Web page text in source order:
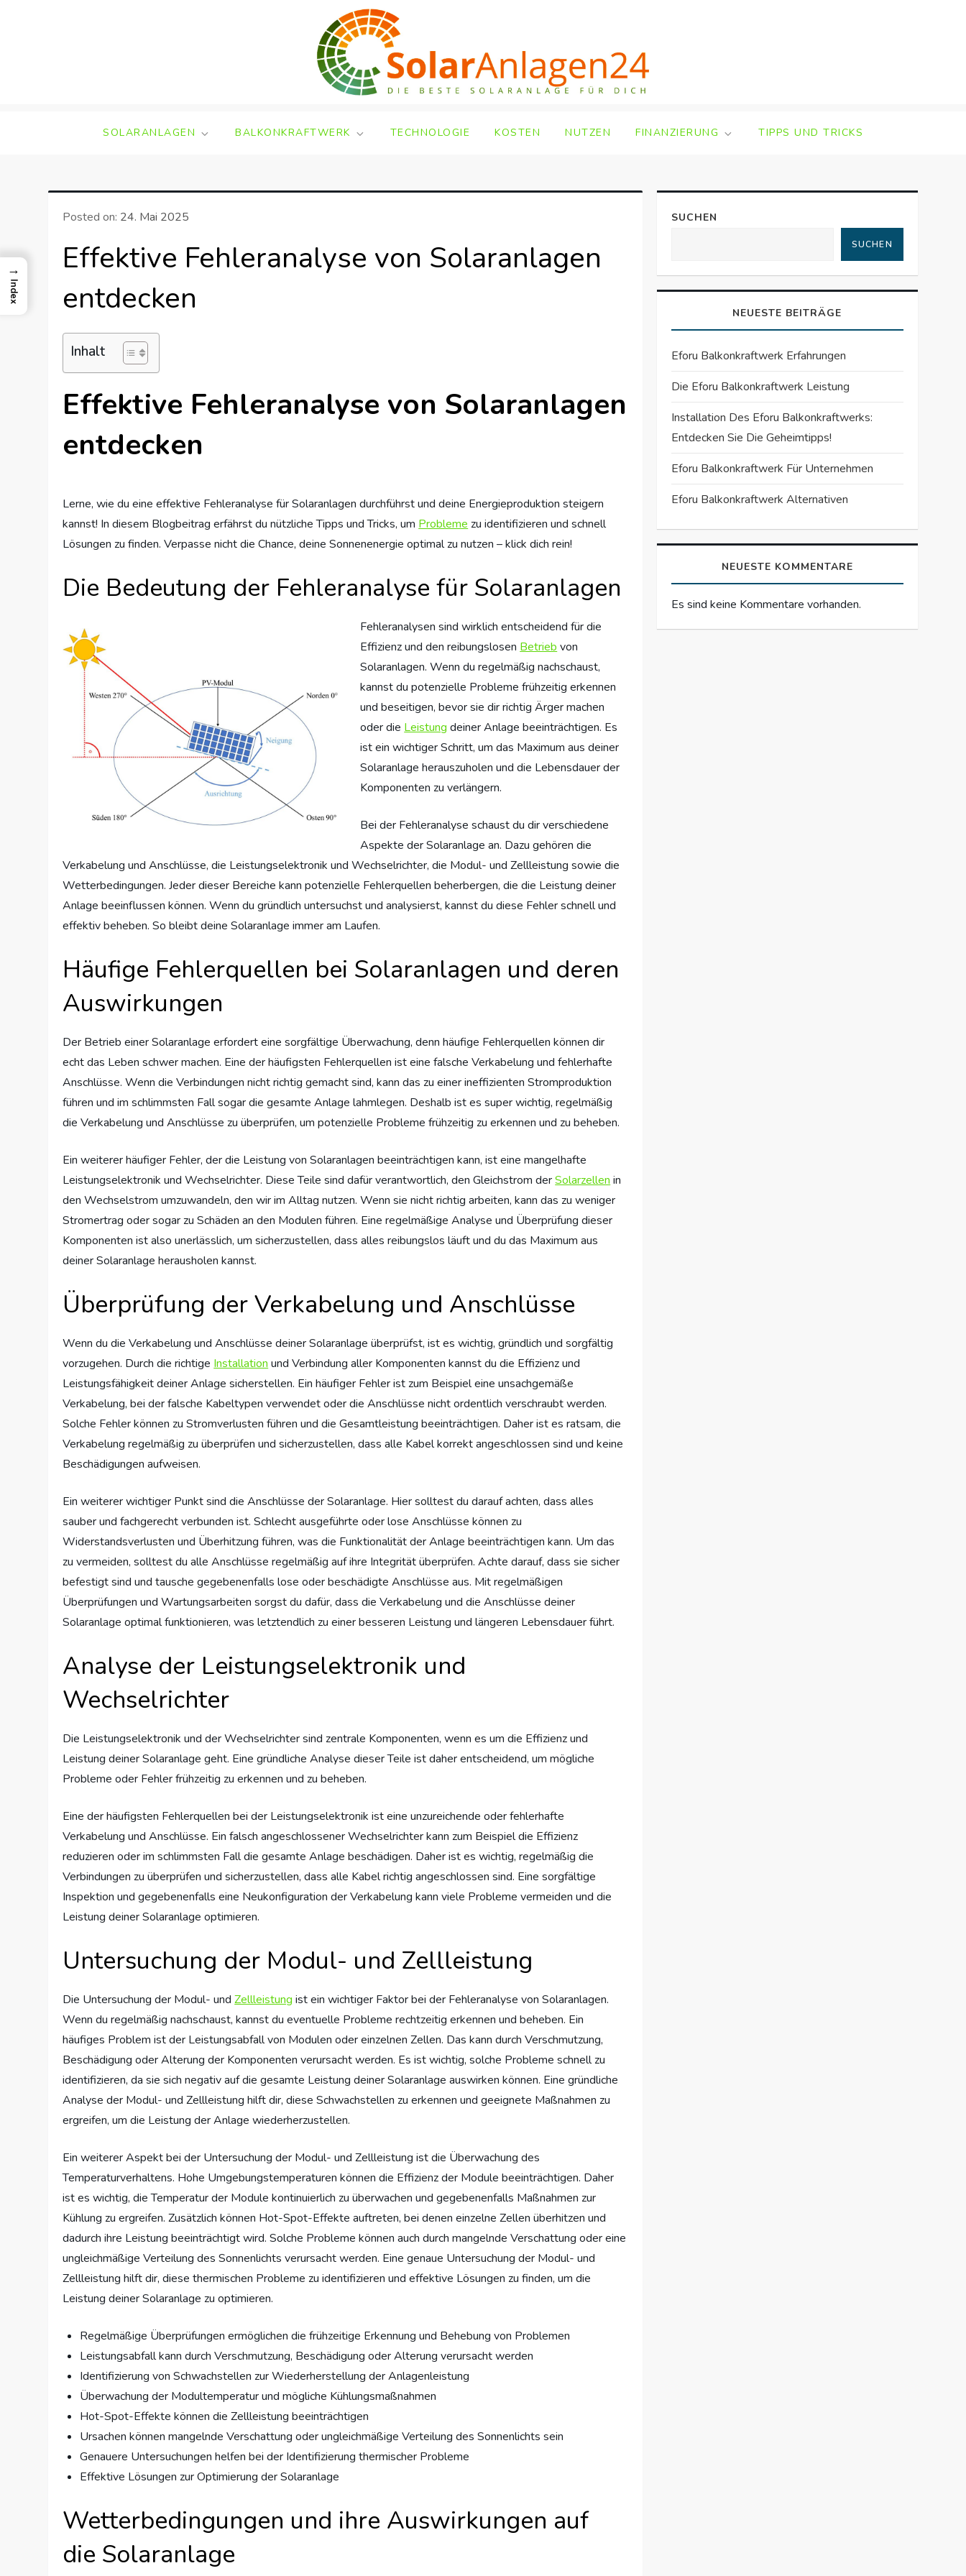
SOLARANLAGEN BALKONKRAFTWERK TECHNOLOGIE KOSTEN NUTZEN FINANZIERUNG TIPPS UND TRICKS
Posted on: 24. Mai 2025
Effektive Fehleranalyse von Solaranlagen
entdecken
Inhalt
Effektive Fehleranalyse von Solaranlagen
entdecken
Lerne, wie du eine effektive Fehleranalyse für Solaranlagen durchführst und deine Energieproduktion steigern
kannst! In diesem Blogbeitrag erfährst du nützliche Tipps und Tricks, um Probleme zu identifizieren und schnell
Lösungen zu finden. Verpasse nicht die Chance, deine Sonnenenergie optimal zu nutzen – klick dich rein!
Die Bedeutung der Fehleranalyse für Solaranlagen
Fehleranalysen sind wirklich entscheidend für die
Effizienz und den reibungslosen Betrieb von
Solaranlagen. Wenn du regelmäßig nachschaust,
kannst du potenzielle Probleme frühzeitig erkennen
und beseitigen, bevor sie dir richtig Ärger machen
oder die Leistung deiner Anlage beeinträchtigen. Es
ist ein wichtiger Schritt, um das Maximum aus deiner
Solaranlage herauszuholen und die Lebensdauer der
Komponenten zu verlängern.
Bei der Fehleranalyse schaust du dir verschiedene
Aspekte der Solaranlage an. Dazu gehören die
Verkabelung und Anschlüsse, die Leistungselektronik und Wechselrichter, die Modul- und Zellleistung sowie die
Wetterbedingungen. Jeder dieser Bereiche kann potenzielle Fehlerquellen beherbergen, die die Leistung deiner
Anlage beeinflussen können. Wenn du gründlich untersuchst und analysierst, kannst du diese Fehler schnell und
effektiv beheben. So bleibt deine Solaranlage immer am Laufen.
Häufige Fehlerquellen bei Solaranlagen und deren
Auswirkungen
Der Betrieb einer Solaranlage erfordert eine sorgfältige Überwachung, denn häufige Fehlerquellen können dir
echt das Leben schwer machen. Eine der häufigsten Fehlerquellen ist eine falsche Verkabelung und fehlerhafte
Anschlüsse. Wenn die Verbindungen nicht richtig gemacht sind, kann das zu einer ineffizienten Stromproduktion
führen und im schlimmsten Fall sogar die gesamte Anlage lahmlegen. Deshalb ist es super wichtig, regelmäßig
die Verkabelung und Anschlüsse zu überprüfen, um potenzielle Probleme frühzeitig zu erkennen und zu beheben.
Ein weiterer häufiger Fehler, der die Leistung von Solaranlagen beeinträchtigen kann, ist eine mangelhafte
Leistungselektronik und Wechselrichter. Diese Teile sind dafür verantwortlich, den Gleichstrom derSolarzellen in
den Wechselstrom umzuwandeln, den wir im Alltag nutzen. Wenn sie nicht richtig arbeiten, kann das zu weniger
Stromertrag oder sogar zu Schäden an den Modulen führen. Eine regelmäßige Analyse und Überprüfung dieser
Komponenten ist also unerlässlich, um sicherzustellen, dass alles reibungslos läuft und du das Maximum aus
deiner Solaranlage herausholen kannst.
Überprüfung der Verkabelung und Anschlüsse
Wenn du die Verkabelung und Anschlüsse deiner Solaranlage überprüfst, ist es wichtig, gründlich und sorgfältig
vorzugehen. Durch die richtige Installation und Verbindung aller Komponenten kannst du die Effizienz und
Leistungsfähigkeit deiner Anlage sicherstellen. Ein häufiger Fehler ist zum Beispiel eine unsachgemäße
Verkabelung, bei der falsche Kabeltypen verwendet oder die Anschlüsse nicht ordentlich verschraubt werden.
Solche Fehler können zu Stromverlusten führen und die Gesamtleistung beeinträchtigen. Daher ist es ratsam, die
Verkabelung regelmäßig zu überprüfen und sicherzustellen, dass alle Kabel korrekt angeschlossen sind und keine
Beschädigungen aufweisen.
Ein weiterer wichtiger Punkt sind die Anschlüsse der Solaranlage. Hier solltest du darauf achten, dass alles
sauber und fachgerecht verbunden ist. Schlecht ausgeführte oder lose Anschlüsse können zu
Widerstandsverlusten und Überhitzung führen, was die Funktionalität der Anlage beeinträchtigen kann. Um das
zu vermeiden, solltest du alle Anschlüsse regelmäßig auf ihre Integrität überprüfen. Achte darauf, dass sie sicher
befestigt sind und tausche gegebenenfalls lose oder beschädigte Anschlüsse aus. Mit regelmäßigen
Überprüfungen und Wartungsarbeiten sorgst du dafür, dass die Verkabelung und die Anschlüsse deiner
Solaranlage optimal funktionieren, was letztendlich zu einer besseren Leistung und längeren Lebensdauer führt.
Analyse der Leistungselektronik und
Wechselrichter
Die Leistungselektronik und der Wechselrichter sind zentrale Komponenten, wenn es um die Effizienz und
Leistung deiner Solaranlage geht. Eine gründliche Analyse dieser Teile ist daher entscheidend, um mögliche
Probleme oder Fehler frühzeitig zu erkennen und zu beheben.
Eine der häufigsten Fehlerquellen bei der Leistungselektronik ist eine unzureichende oder fehlerhafte
Verkabelung und Anschlüsse. Ein falsch angeschlossener Wechselrichter kann zum Beispiel die Effizienz
reduzieren oder im schlimmsten Fall die gesamte Anlage beschädigen. Daher ist es wichtig, regelmäßig die
Verbindungen zu überprüfen und sicherzustellen, dass alle Kabel richtig angeschlossen sind. Eine sorgfältige
Inspektion und gegebenenfalls eine Neukonfiguration der Verkabelung kann viele Probleme vermeiden und die
Leistung deiner Solaranlage optimieren.
Untersuchung der Modul- und Zellleistung
Die Untersuchung der Modul- undZellleistung ist ein wichtiger Faktor bei der Fehleranalyse von Solaranlagen.
Wenn du regelmäßig nachschaust, kannst du eventuelle Probleme rechtzeitig erkennen und beheben. Ein
häufiges Problem ist der Leistungsabfall von Modulen oder einzelnen Zellen. Das kann durch Verschmutzung,
Beschädigung oder Alterung der Komponenten verursacht werden. Es ist wichtig, solche Probleme schnell zu
identifizieren, da sie sich negativ auf die gesamte Leistung deiner Solaranlage auswirken können. Eine gründliche
Analyse der Modul- und Zellleistung hilft dir, diese Schwachstellen zu erkennen und geeignete Maßnahmen zu
ergreifen, um die Leistung der Anlage wiederherzustellen.
Ein weiterer Aspekt bei der Untersuchung der Modul- und Zellleistung ist die Überwachung des
Temperaturverhaltens. Hohe Umgebungstemperaturen können die Effizienz der Module beeinträchtigen. Daher
ist es wichtig, die Temperatur der Module kontinuierlich zu überwachen und gegebenenfalls Maßnahmen zur
Kühlung zu ergreifen. Zusätzlich können Hot-Spot-Effekte auftreten, bei denen einzelne Zellen überhitzen und
dadurch ihre Leistung beeinträchtigt wird. Solche Probleme können auch durch mangelnde Verschattung oder eine
ungleichmäßige Verteilung des Sonnenlichts verursacht werden. Eine genaue Untersuchung der Modul- und
Zellleistung hilft dir, diese thermischen Probleme zu identifizieren und effektive Lösungen zu finden, um die
Leistung deiner Solaranlage zu optimieren.
Regelmäßige Überprüfungen ermöglichen die frühzeitige Erkennung und Behebung von Problemen
Leistungsabfall kann durch Verschmutzung, Beschädigung oder Alterung verursacht werden
Identifizierung von Schwachstellen zur Wiederherstellung der Anlagenleistung
Überwachung der Modultemperatur und mögliche Kühlungsmaßnahmen
Hot-Spot-Effekte können die Zellleistung beeinträchtigen
Ursachen können mangelnde Verschattung oder ungleichmäßige Verteilung des Sonnenlichts sein
Genauere Untersuchungen helfen bei der Identifizierung thermischer Probleme
Effektive Lösungen zur Optimierung der Solaranlage
Wetterbedingungen und ihre Auswirkungen auf
die Solaranlage
SUCHEN
SUCHEN
NEUESTE BEITRÄGE
Eforu Balkonkraftwerk Erfahrungen
Die Eforu Balkonkraftwerk Leistung
Installation Des Eforu Balkonkraftwerks:
Entdecken Sie Die Geheimtipps!
Eforu Balkonkraftwerk Für Unternehmen
Eforu Balkonkraftwerk Alternativen
NEUESTE KOMMENTARE
Es sind keine Kommentare vorhanden.
→
Index